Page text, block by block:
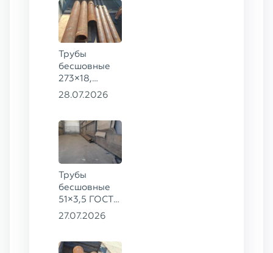
Трубы
бесшовные
273×18,
168×12 ГОСТ
28.07.2026
Трубы
бесшовные
51×3,5 ГОСТ
8732-78, ст.
27.07.2026